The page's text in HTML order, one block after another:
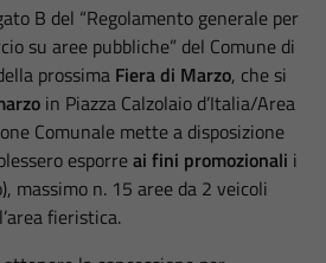
B del “Regolamento generale per
su aree pubbliche” del Comune di
prossima Fiera di Marzo, che si
in Piazza Calzolaio d’Italia/Area
Comunale mette a disposizione
esporreai fini promozionali i
massimo n. 15 aree da 2 veicoli
fieristica.